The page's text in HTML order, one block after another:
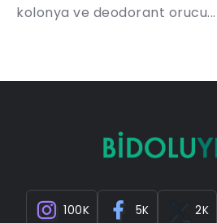
kolonya ve deodorant orucu...
100K 5K 2K